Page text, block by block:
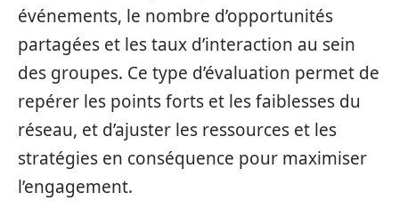
événements, le nombre d’opportunités
partagées et les taux d’interaction au sein
des groupes. Ce type d’évaluation permet de
repérer les points forts et les faiblesses du
réseau, et d’ajuster les ressources et les
stratégies en conséquence pour maximiser
l’engagement.